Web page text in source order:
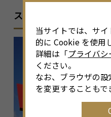
スポット情報
当サイトでは、サ
的に Cookie を使用
詳細は「プライバ
ください。
なお、ブラウザの
を変更することもで